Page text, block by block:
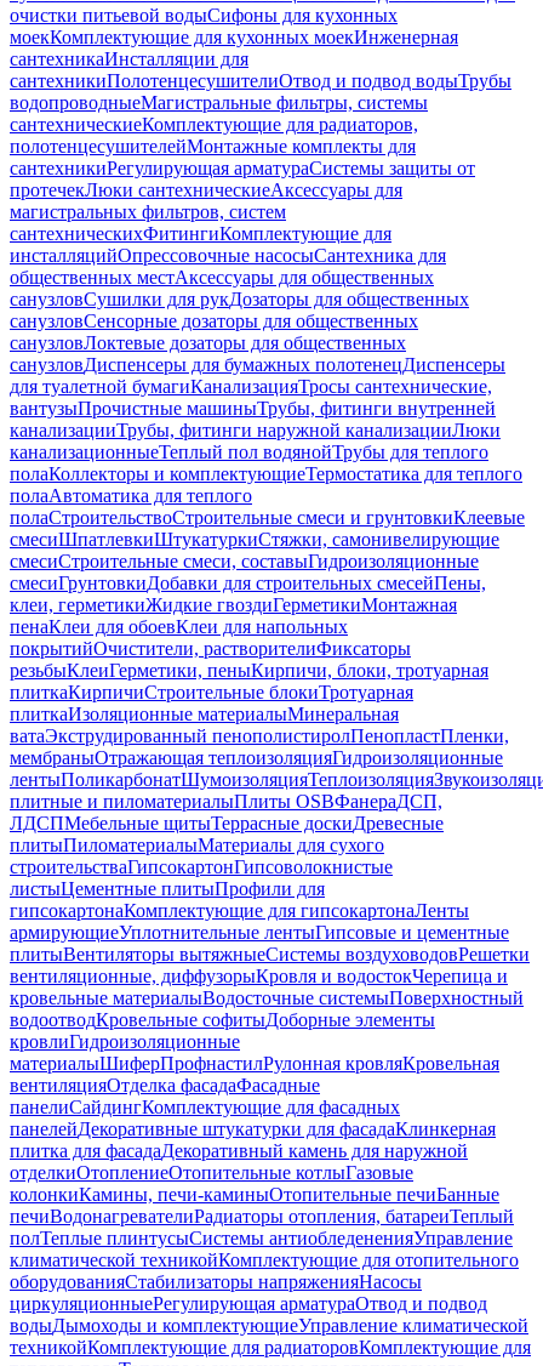
очистки питьевой водыСифоны для кухонных
моекКомплектующие для кухонных моекИнженерная
сантехникаИнсталляции для
сантехникиПолотенцесушителиОтвод и подвод водыТрубы
водопроводныеМагистральные фильтры, системы
сантехническиеКомплектующие для радиаторов,
полотенцесушителейМонтажные комплекты для
сантехникиРегулирующая арматураСистемы защиты от
протечекЛюки сантехническиеАксессуары для
магистральных фильтров, систем
сантехническихФитингиКомплектующие для
инсталляцийОпрессовочные насосыСантехника для
общественных местАксессуары для общественных
санузловСушилки для рукДозаторы для общественных
санузловСенсорные дозаторы для общественных
санузловЛоктевые дозаторы для общественных
санузловДиспенсеры для бумажных полотенецДиспенсеры
для туалетной бумагиКанализацияТросы сантехнические,
вантузыПрочистные машиныТрубы, фитинги внутренней
канализацииТрубы, фитинги наружной канализацииЛюки
канализационныеТеплый пол водянойТрубы для теплого
полаКоллекторы и комплектующиеТермостатика для теплого
полаАвтоматика для теплого
полаСтроительствоСтроительные смеси и грунтовкиКлеевые
смесиШпатлевкиШтукатуркиСтяжки, самонивелирующие
смесиСтроительные смеси, составыГидроизоляционные
смесиГрунтовкиДобавки для строительных смесейПены,
клеи, герметикиЖидкие гвоздиГерметикиМонтажная
пенаКлеи для обоевКлеи для напольных
покрытийОчистители, растворителиФиксаторы
резьбыКлеиГерметики, пеныКирпичи, блоки, тротуарная
плиткаКирпичиСтроительные блокиТротуарная
плиткаИзоляционные материалыМинеральная
ватаЭкструдированный пенополистиролПенопластПленки,
мембраныОтражающая теплоизоляцияГидроизоляционные
лентыПоликарбонатШумоизоляцияТеплоизоляция
плитные и пиломатериалыПлиты OSBФанераДСП,
ЛДСПМебельные щитыТеррасные доскиДревесные
плитыПиломатериалыМатериалы для сухого
строительстваГипсокартонГипсоволокнистые
листыЦементные плитыПрофили для
гипсокартонаКомплектующие для гипсокартонаЛенты
армирующиеУплотнительные лентыГипсовые и цементные
плитыВентиляторы вытяжныеСистемы воздуховодовРешетки
вентиляционные, диффузорыКровля и водостокЧерепица и
кровельные материалыВодосточные системыПоверхностный
водоотводКровельные софитыДоборные элементы
кровлиГидроизоляционные
материалыШиферПрофнастилРулонная кровляКровельная
вентиляцияОтделка фасадаФасадные
панелиСайдингКомплектующие для фасадных
панелейДекоративные штукатурки для фасадаКлинкерная
плитка для фасадаДекоративный камень для наружной
отделкиОтоплениеОтопительные котлыГазовые
колонкиКамины, печи-каминыОтопительные печиБанные
печиВодонагревателиРадиаторы отопления, батареиТеплый
полТеплые плинтусыСистемы антиобледененияУправление
климатической техникойКомплектующие для отопительного
оборудованияСтабилизаторы напряженияНасосы
циркуляционныеРегулирующая арматураОтвод и подвод
водыДымоходы и комплектующиеУправление климатической
техникойКомплектующие для радиаторовКомплектующие для